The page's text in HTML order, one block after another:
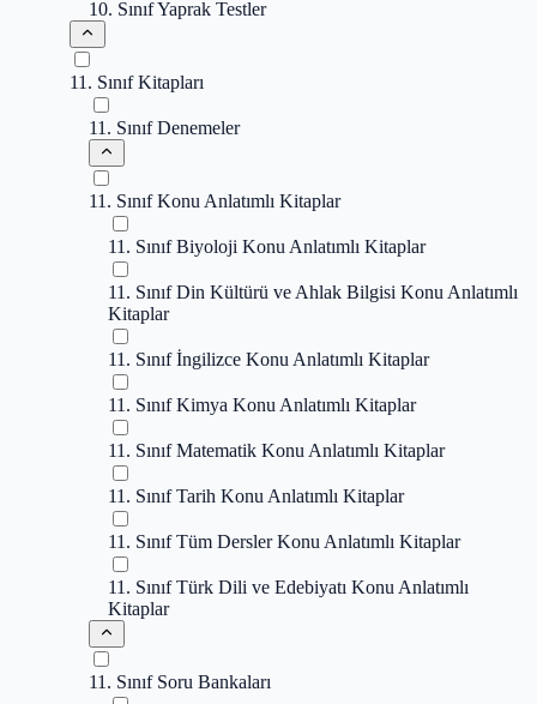
10. Sınıf Yaprak Testler
11. Sınıf Kitapları
11. Sınıf Denemeler
11. Sınıf Konu Anlatımlı Kitaplar
11. Sınıf Biyoloji Konu Anlatımlı Kitaplar
11. Sınıf Din Kültürü ve Ahlak Bilgisi Konu Anlatımlı
Kitaplar
11. Sınıf İngilizce Konu Anlatımlı Kitaplar
11. Sınıf Kimya Konu Anlatımlı Kitaplar
11. Sınıf Matematik Konu Anlatımlı Kitaplar
11. Sınıf Tarih Konu Anlatımlı Kitaplar
11. Sınıf Tüm Dersler Konu Anlatımlı Kitaplar
11. Sınıf Türk Dili ve Edebiyatı Konu Anlatımlı
Kitaplar
11. Sınıf Soru Bankaları